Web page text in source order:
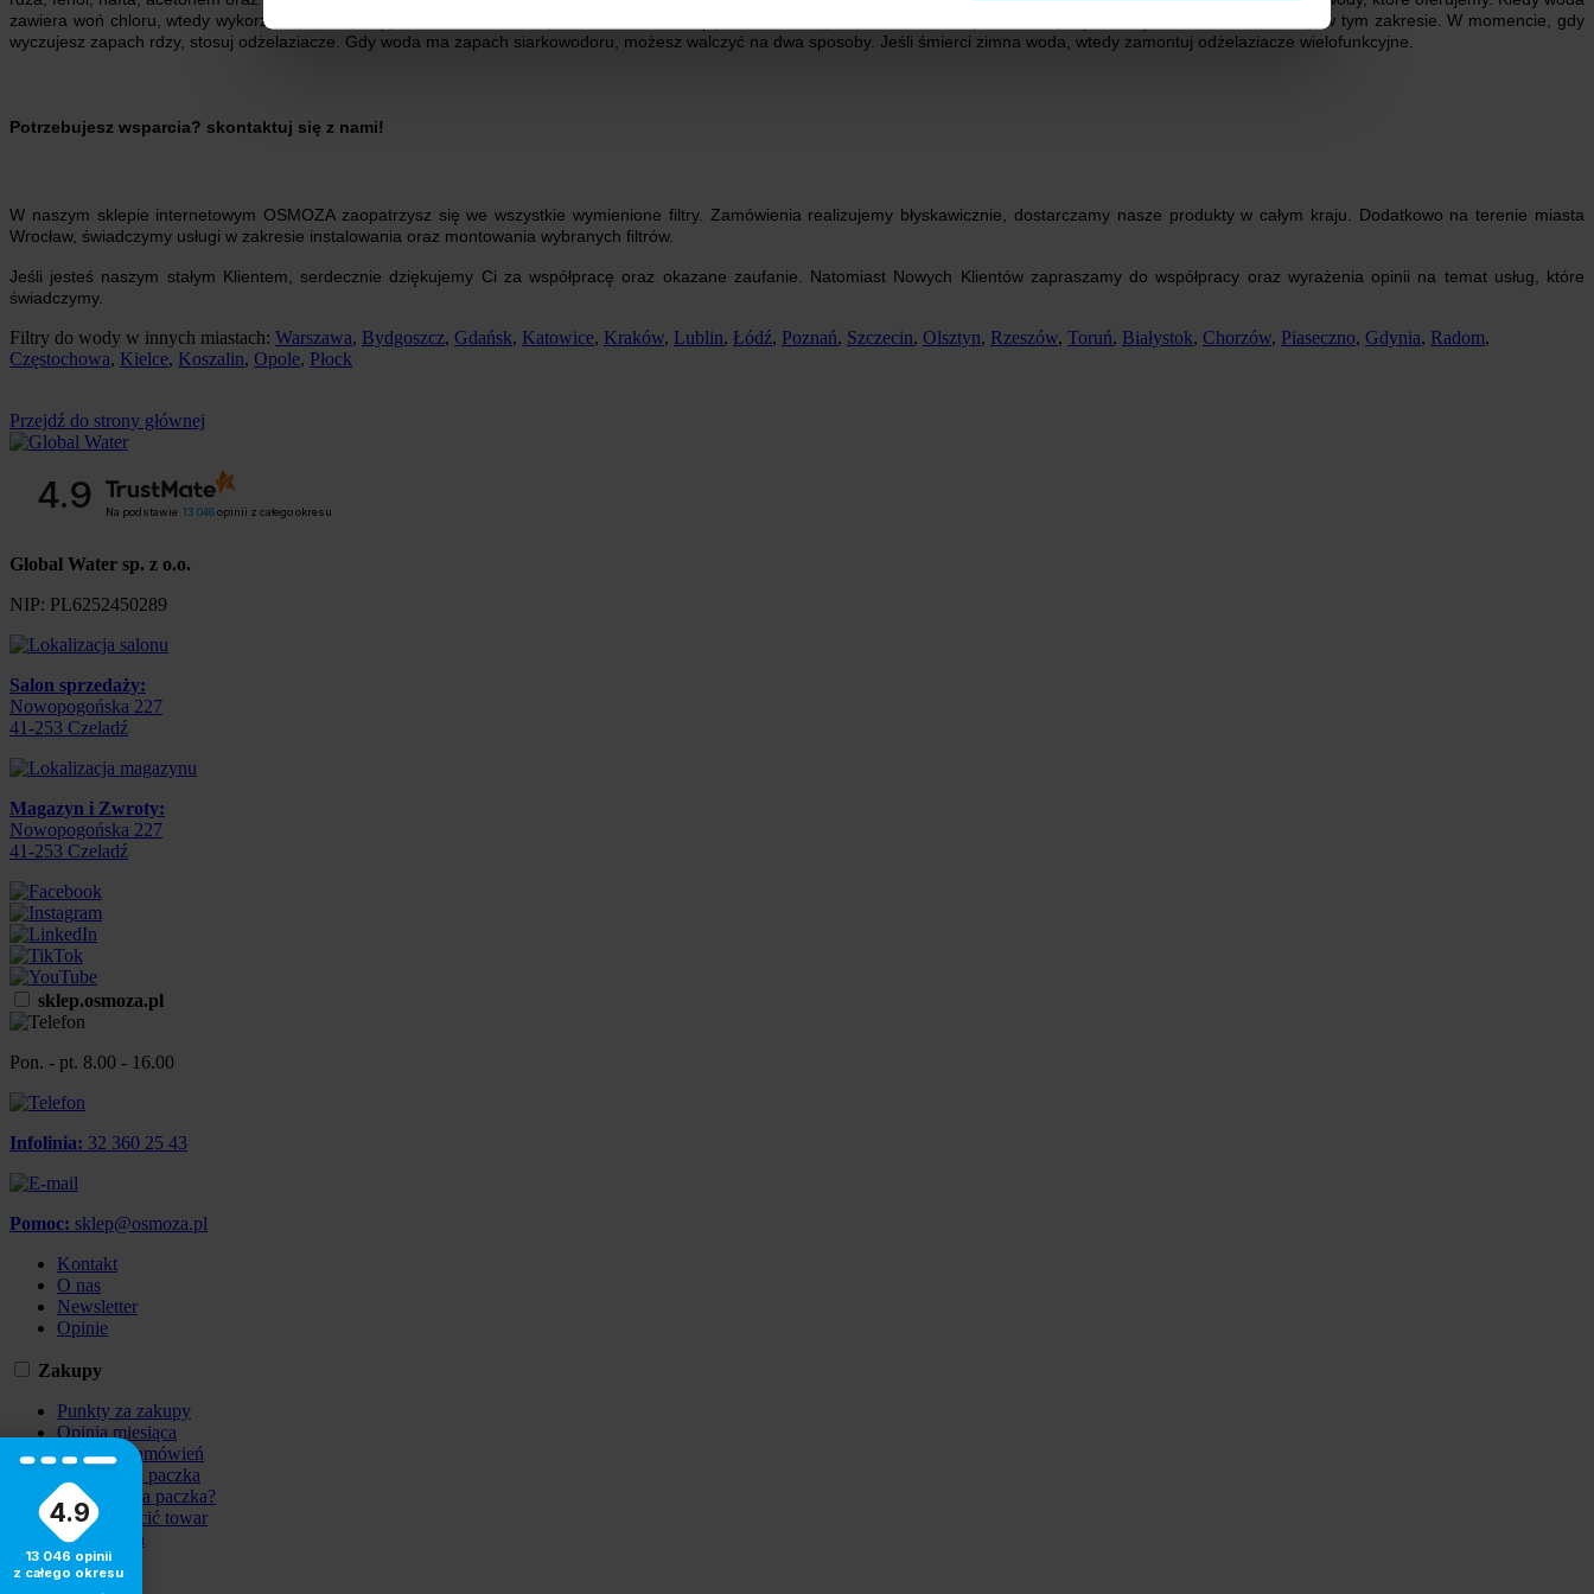
zawiera woń chloru, wtedy wykorzystaj wkłady węglowe do filtrów. Kiedy woda ma śmierdzący zapach z innych powodów, wtedy skontaktuj się z firmą, która świadczy usługi w tym zakresie. W momencie, gdy
wyczujesz zapach rdzy, stosuj odżelaziacze. Gdy woda ma zapach siarkowodoru, możesz walczyć na dwa sposoby. Jeśli śmierci zimna woda, wtedy zamontuj odżelaziacze wielofunkcyjne.
Potrzebujesz wsparcia? skontaktuj się z nami!
W naszym sklepie internetowym OSMOZA zaopatrzysz się we wszystkie wymienione filtry. Zamówienia realizujemy błyskawicznie, dostarczamy nasze produkty w całym kraju. Dodatkowo na terenie miasta
Wrocław, świadczymy usługi w zakresie instalowania oraz montowania wybranych filtrów.
Jeśli jesteś naszym stałym Klientem, serdecznie dziękujemy Ci za współpracę oraz okazane zaufanie. Natomiast Nowych Klientów zapraszamy do współpracy oraz wyrażenia opinii na temat usług, które
świadczymy.
Filtry do wody w innych miastach: Warszawa, Bydgoszcz, Gdańsk, Katowice, Kraków, Lublin, Łódź, Poznań, Szczecin, Olsztyn, Rzeszów, Toruń, Białystok, Chorzów, Piaseczno, Gdynia, Radom,
Częstochowa, Kielce, Koszalin, Opole, Płock
Przejdź do strony głównej
4.9 Na podstawie 13 046opinii z całego okresu
Global Water sp. z o.o.
NIP: PL6252450289
Salon sprzedaży:
Nowopogońska 227
41-253 Czeladź
Magazyn i Zwroty:
Nowopogońska 227
41-253 Czeladź
sklep.osmoza.pl
Pon. - pt. 8.00 - 16.00
Infolinia: 32 360 25 43
Pomoc: sklep@osmoza.pl
Kontakt
O nas
Newsletter
Opinie
Zakupy
Punkty za zakupy
Opinia miesiąca
Wysyłka zamówień
Bezpieczna paczka
Uszkodzona paczka?
Chcę zwrócić towar
Reklamacja
Informacje
4.9
13 046 opinii
z całego okresu